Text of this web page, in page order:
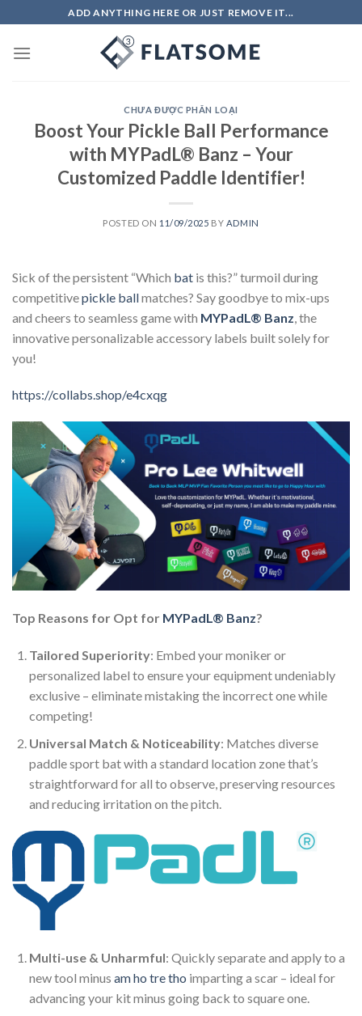
to
content
ADD ANYTHING HERE OR JUST REMOVE IT...
CHƯA ĐƯỢC PHÂN LOẠI
Boost Your Pickle Ball Performance
with MYPadL® Banz – Your
Customized Paddle Identifier!
POSTED ON 11/09/2025 BY ADMIN
Sick of the persistent “Which bat is this?” turmoil during
competitivepickle ballmatches? Say goodbye to mix-ups
and cheers to seamless game with MYPadL® Banz , the
innovative personalizable accessory labels built solely for
you!
https://collabs.shop/e4cxqg
Top Reasons for Opt for MYPadL® Banz?
Tailored Superiority: Embed your moniker or
personalized label to ensure your equipment undeniably
exclusive – eliminate mistaking the incorrect one while
competing!
Universal Match & Noticeability: Matches diverse
paddle sport bat with a standard location zone that’s
straightforward for all to observe, preserving resources
and reducing irritation on the pitch.
Multi-use & Unharmful: Quickly separate and apply to a
new tool minus am ho tre tho imparting a scar – ideal for
advancing your kit minus going back to square one.